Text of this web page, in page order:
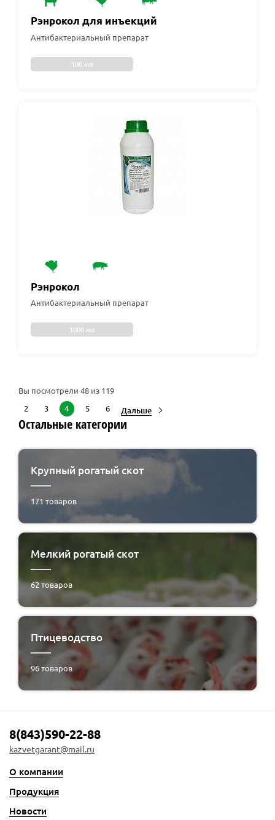
Рэнрокол для инъекций
Антибактериальный препарат
100 мл
Рэнрокол
Антибактериальный препарат
1000 мл
2 3 4 5 6 Дальше
Вы посмотрели 48 из 119
Остальные категории
Крупный рогатый скот
171 товаров
Мелкий рогатый скот
62товаров
Птицеводство
96товаров
8(843)590-22-88
kazvetgarant@mail.ru
О компании
Продукция
Новости